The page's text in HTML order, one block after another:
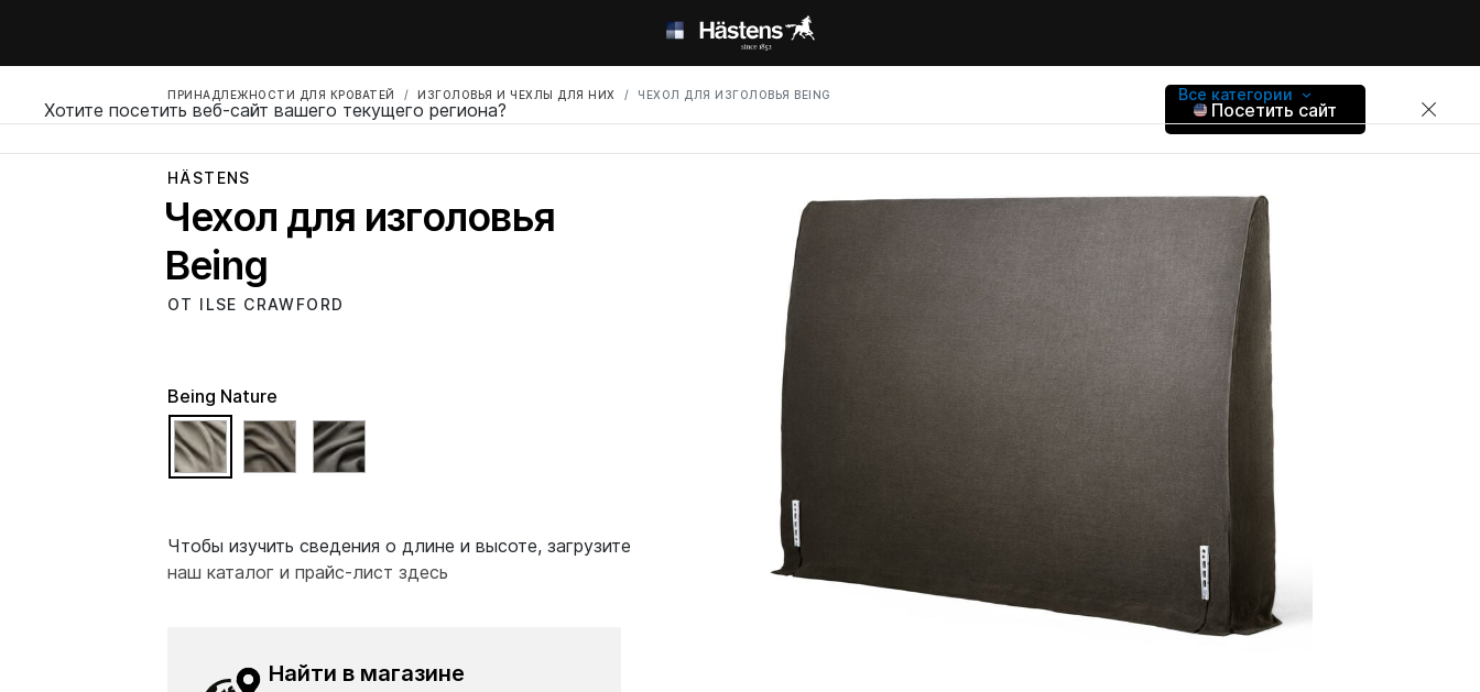
ПРИНАДЛЕЖНОСТИ ДЛЯ КРОВАТЕЙ ИЗГОЛОВЬЯ И ЧЕХЛЫ ДЛЯ НИХ ЧЕХОЛ ДЛЯ ИЗГОЛОВЬЯ BEING Все категории
Хотите посетить веб-сайт вашего текущего региона? Посетить сайт
HÄSTENS
Чехол для изголовья
Being
ОТ ILSE CRAWFORD
Чтобы изучить сведения о длине и высоте, загрузите
наш каталог и прайс-лист здесь
Being Nature
selected
Найти в магазине